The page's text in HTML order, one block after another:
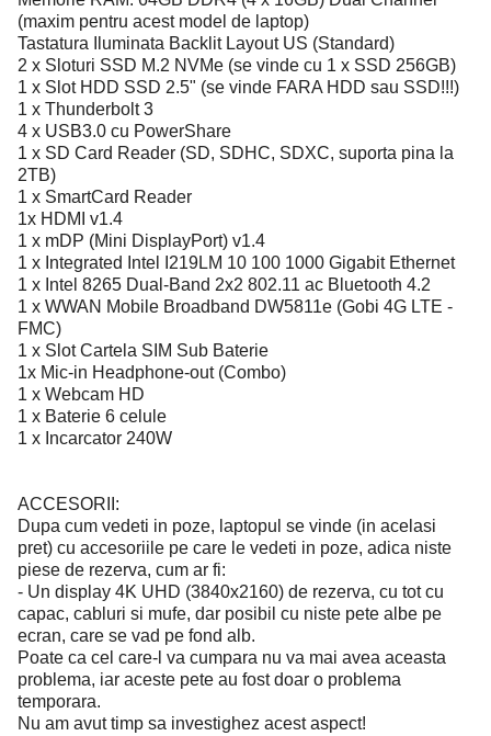
(maxim pentru acest model de laptop)
Tastatura Iluminata Backlit Layout US (Standard)
2 x Sloturi SSD M.2 NVMe (se vinde cu 1 x SSD 256GB)
1 x Slot HDD SSD 2.5" (se vinde FARA HDD sau SSD!!!)
1 x Thunderbolt 3
4 x USB3.0 cu PowerShare
1 x SD Card Reader (SD, SDHC, SDXC, suporta pina la
2TB)
1 x SmartCard Reader
1x HDMI v1.4
1 x mDP (Mini DisplayPort) v1.4
1 x Integrated Intel I219LM 10 100 1000 Gigabit Ethernet
1 x Intel 8265 Dual-Band 2x2 802.11 ac Bluetooth 4.2
1 x WWAN Mobile Broadband DW5811e (Gobi 4G LTE -
FMC)
1 x Slot Cartela SIM Sub Baterie
1x Mic-in Headphone-out (Combo)
1 x Webcam HD
1 x Baterie 6 celule
1 x Incarcator 240W
ACCESORII:
Dupa cum vedeti in poze, laptopul se vinde (in acelasi
pret) cu accesoriile pe care le vedeti in poze, adica niste
piese de rezerva, cum ar fi:
- Un display 4K UHD (3840x2160) de rezerva, cu tot cu
capac, cabluri si mufe, dar posibil cu niste pete albe pe
ecran, care se vad pe fond alb.
Poate ca cel care-l va cumpara nu va mai avea aceasta
problema, iar aceste pete au fost doar o problema
temporara.
Nu am avut timp sa investighez acest aspect!